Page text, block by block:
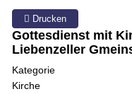
Drucken
Gottesdienst mit
Liebenzeller
Kategorie
Kirche